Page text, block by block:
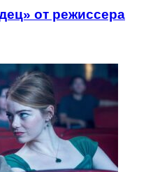
от режиссера